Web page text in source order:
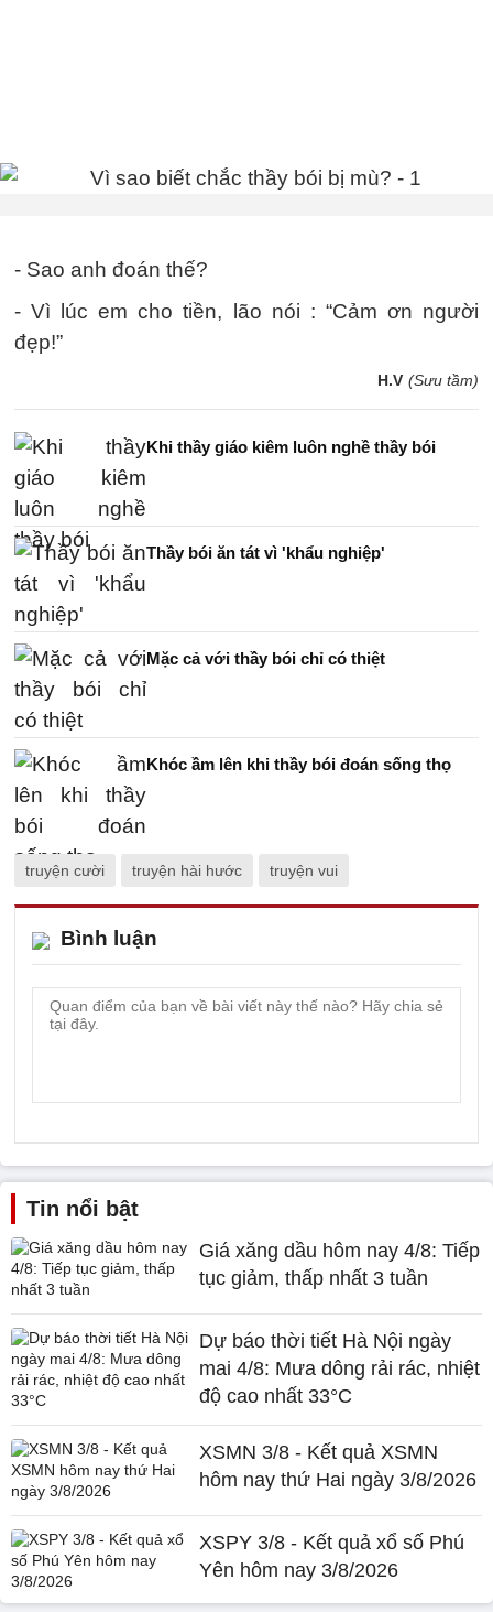
- Sao anh đoán thế?
- Vì lúc em cho tiền, lão nói : “Cảm ơn người
đẹp!”
H.V (Sưu tầm)
Khi thầy giáo kiêm luôn nghề thầy bói
Thầy bói ăn tát vì 'khẩu nghiệp'
Mặc cả với thầy bói chỉ có thiệt
Khóc ầm lên khi thầy bói đoán sống thọ
truyện cười truyện hài hước truyện vui
Bình luận
Tin nổi bật
Giá xăng dầu hôm nay 4/8: Tiếp
tục giảm, thấp nhất 3 tuần
Dự báo thời tiết Hà Nội ngày
mai 4/8: Mưa dông rải rác, nhiệt
độ cao nhất 33°C
XSMN 3/8 - Kết quả XSMN
hôm nay thứ Hai ngày 3/8/2026
XSPY 3/8 - Kết quả xổ số Phú
Yên hôm nay 3/8/2026